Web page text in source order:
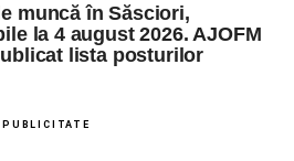
muncă în Săsciori,
la 4 august 2026. AJOFM
lista posturilor
PUBLICITATE